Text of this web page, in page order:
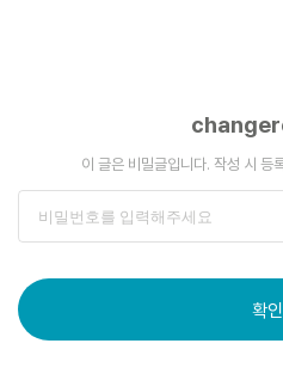
이 글은 비밀글입니다. 작성 시 등
확인